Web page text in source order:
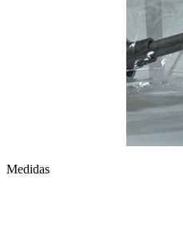
Medidas